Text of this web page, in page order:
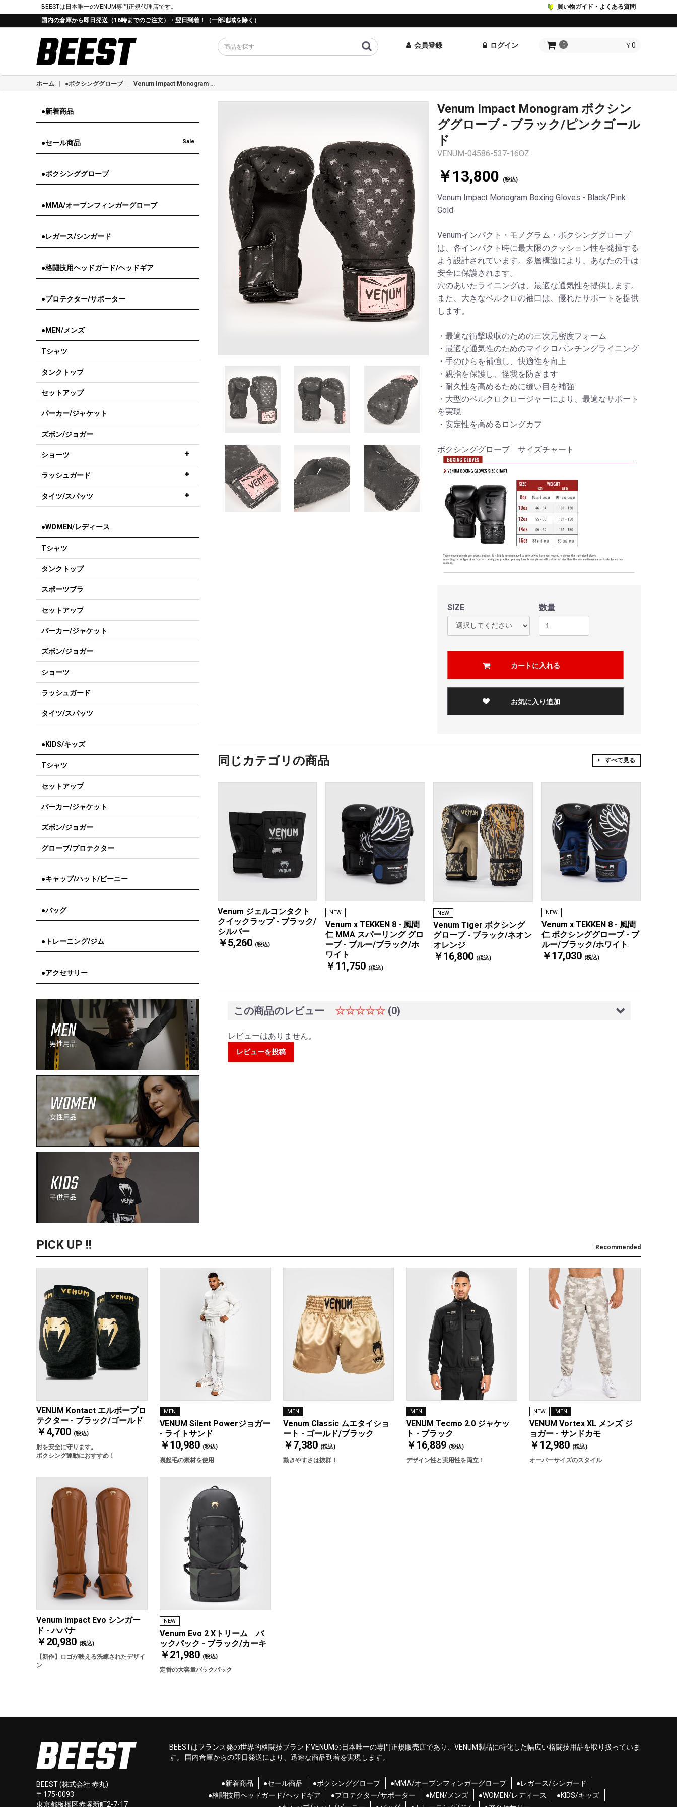
BEESTは日本唯一のVENUM専門正規代理店です。
買い物ガイド・よくある質問
国内の倉庫から即日発送（16時までのご注文）・翌日到着！（一部地域を除く）
会員登録 ログイン 0 ￥0
ホーム ●ボクシンググローブ Venum Impact Monogram ボクシンググローブ - ブラック/ピンクゴールド
●新着商品
●セール商品 Sale
●ボクシンググローブ
●MMA/オープンフィンガーグローブ
●レガース/シンガード
●格闘技用ヘッドガード/ヘッドギア
●プロテクター/サポーター
●MEN/メンズ
Tシャツ
タンクトップ
セットアップ
パーカー/ジャケット
ズボン/ジョガー
ショーツ
ラッシュガード
タイツ/スパッツ
●WOMEN/レディース
Tシャツ
タンクトップ
スポーツブラ
セットアップ
パーカー/ジャケット
ズボン/ジョガー
ショーツ
ラッシュガード
タイツ/スパッツ
●KIDS/キッズ
Tシャツ
セットアップ
パーカー/ジャケット
ズボン/ジョガー
グローブ/プロテクター
●キャップ/ハット/ビーニー
●バッグ
●トレーニング/ジム
●アクセサリー
Venum Impact Monogram ボクシン
ググローブ - ブラック/ピンクゴール
ド
VENUM-04586-537-16OZ
￥13,800 (税込)
Venum Impact Monogram Boxing Gloves - Black/Pink
Gold
Venumインパクト・モノグラム・ボクシンググローブ
は、各インパクト時に最大限のクッション性を発揮する
よう設計されています。多層構造により、あなたの手は
安全に保護されます。
穴のあいたライニングは、最適な通気性を提供します。
また、大きなベルクロの袖口は、優れたサポートを提供
します。
・最適な衝撃吸収のための三次元密度フォーム
・最適な通気性のためのマイクロパンチングライニング
・手のひらを補強し、快適性を向上
・親指を保護し、怪我を防ぎます
・耐久性を高めるために縫い目を補強
・大型のベルクロクロージャーにより、最適なサポート
を実現
・安定性を高めるロングカフ
ボクシンググローブ サイズチャート
SIZE 数量
カートに入れる
お気に入り追加
同じカテゴリの商品 すべて見る
Venum ジェルコンタクト
クイックラップ - ブラック/
シルバー
￥5,260 (税込)
NEW
Venum x TEKKEN 8 - 風間
仁 MMA スパーリング グロ
ーブ - ブルー/ブラック/ホ
ワイト
￥11,750 (税込)
NEW
Venum Tiger ボクシング
グローブ - ブラック/ネオン
オレンジ
￥16,800 (税込)
NEW
Venum x TEKKEN 8 - 風間
仁 ボクシンググローブ - ブ
ルー/ブラック/ホワイト
￥17,030 (税込)
この商品のレビュー ☆☆☆☆☆ (0)
レビューはありません。
レビューを投稿
PICK UP !! Recommended
VENUM Kontact エルボープロ
テクター - ブラック/ゴールド
￥4,700 (税込)
肘を安全に守ります。
ボクシング運動におすすめ！
MEN
VENUM Silent Powerジョガー
- ライトサンド
￥10,980 (税込)
裏起毛の素材を使用
MEN
Venum Classic ムエタイショ
ート - ゴールド/ブラック
￥7,380 (税込)
動きやすさは抜群！
MEN
VENUM Tecmo 2.0 ジャケッ
ト - ブラック
￥16,889 (税込)
デザイン性と実用性を両立！
NEW MEN
VENUM Vortex XL メンズ ジ
ョガー - サンドカモ
￥12,980 (税込)
オーバーサイズのスタイル
Venum Impact Evo シンガー
ド - ハバナ
￥20,980 (税込)
【新作】ロゴが映える洗練されたデザイ
ン
NEW
Venum Evo 2 Xトリーム バ
ックパック - ブラック/カーキ
￥21,980 (税込)
定番の大容量バックパック
BEEST (株式会社 赤丸)
〒175-0093
東京都板橋区赤塚新町2-7-17
BEESTはフランス発の世界的格闘技ブランドVENUMの日本唯一の専門正規販売店であり、VENUM製品に特化した幅広い格闘技用品を取り扱っていま
す。 国内倉庫からの即日発送により、迅速な商品到着を実現します。
●新着商品 ●セール商品 ●ボクシンググローブ ●MMA/オープンフィンガーグローブ
●レガース/シンガード
●格闘技用ヘッドガード/ヘッドギア
●プロテクター/サポーター ●MEN/メンズ ●WOMEN/レディース
●KIDS/キッズ